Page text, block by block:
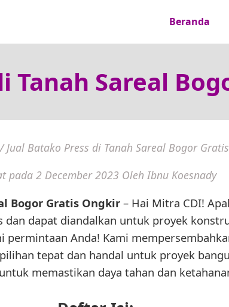
Beranda
Tanah Sareal
/Jual Batako Press di Tanah Sareal Bogor
pada 2 December 2023 Oleh Ibnu Koesnady
Bogor Gratis Ongkir– Hai Mitra CDI!
dapat diandalkan untuk proyek
Anda! Kami
tepat dan handal untuk proyek
memastikan daya tahan dan